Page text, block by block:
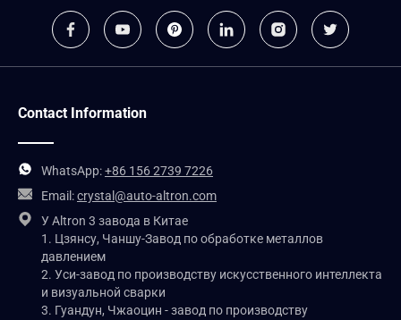
Contact Information
WhatsApp:+86 156 2739 7226
Email:crystal@auto-altron.com
У Altron 3 завода в Китае
1. Цзянсу, Чаншу-Завод по обработке металлов
давлением
2. Уси-завод по производству искусственного интеллекта
и визуальной сварки
3. Гуандун, Чжаоцин - завод по производству